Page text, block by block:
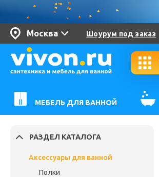
Москва Шоурум под заказ
МЕБЕЛЬ ДЛЯ ВАННОЙ
РАЗДЕЛ КАТАЛОГА
Аксессуары для ванной
Полки